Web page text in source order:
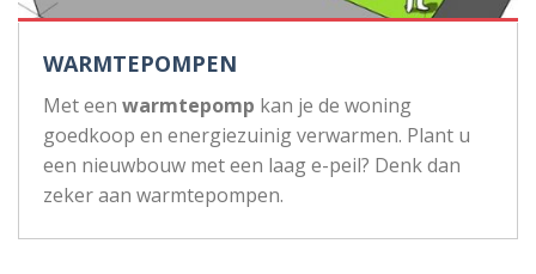
WARMTEPOMPEN
Met een warmtepomp kan je de woning
goedkoop en energiezuinig verwarmen. Plant u
een nieuwbouw met een laag e-peil? Denk dan
zeker aan warmtepompen.